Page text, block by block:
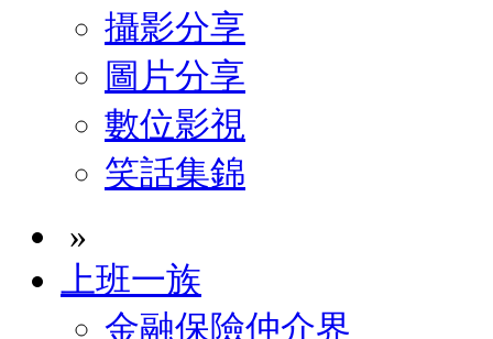
攝影分享
圖片分享
數位影視
笑話集錦
»
上班一族
金融保險仲介界